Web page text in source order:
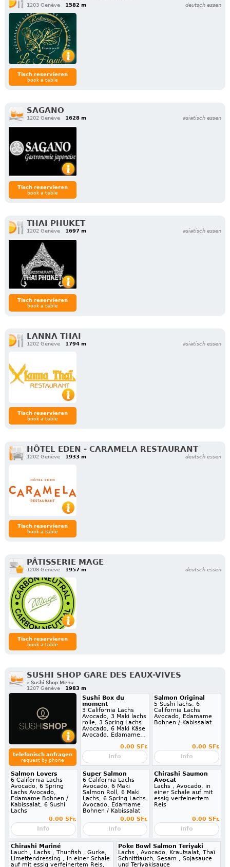
1203 Genève 1582 m deutsch essen
Tisch reservieren
book a table
SAGANO
1202 Genève 1628 m asiatisch essen
Tisch reservieren
book a table
THAI PHUKET
1202 Genève 1697 m asiatisch essen
Tisch reservieren
book a table
LANNA THAI
1202 Genève 1794 m asiatisch essen
Tisch reservieren
book a table
HÔTEL EDEN - CARAMELA RESTAURANT
1202 Genève 1933 m deutsch essen
Tisch reservieren
book a table
PÂTISSERIE MAGE
1208 Genève 1957 m deutsch essen
Tisch reservieren
book a table
SUSHI SHOP GARE DES EAUX-VIVES
▹ Sushi Shop Menu
1207 Genève
1983 m
telefonisch anfragen
request by phone
Sushi Box du
moment
3 California Lachs
Avocado, 3 Maki lachs
rolle, 3 Spring Lachs
Avocado, 6 Maki Käse
Avocado, Edamame…
0.00 SFr.
Info
Salmon Original
5 Sushi lachs, 6
California Lachs
Avocado, Edamame
Bohnen / Kabissalat
0.00 SFr.
Info
Salmon Lovers
6 California Lachs
Avocado, 6 Spring
Lachs Avocado,
Edamame Bohnen /
Kabissalat, 6 Sushi
Lachs
0.00 SFr.
Info
Super Salmon
6 California Lachs
Avocado, 6 Maki
Salmon Roll, 6 Maki
Lachs, 6 Spring Lachs
Avocado, Edamame
Bohnen / Kabissalat
0.00 SFr.
Info
Chirashi Saumon
Avocat
Lachs , Avocado, in
einer Schale auf mit
essig verfeinertem
Reis
0.00 SFr.
Info
Chirashi Mariné
Lauch , Lachs , Thunfish , Gurke,
Limettendressing , in einer Schale
auf mit essig verfeinertem Reis,
Poke Bowl Salmon Teriyaki
Lachs , Avocado, Krautsalat, Thaï
Schnittlauch, Sesam , Sojasauce
und Teriyakisauce